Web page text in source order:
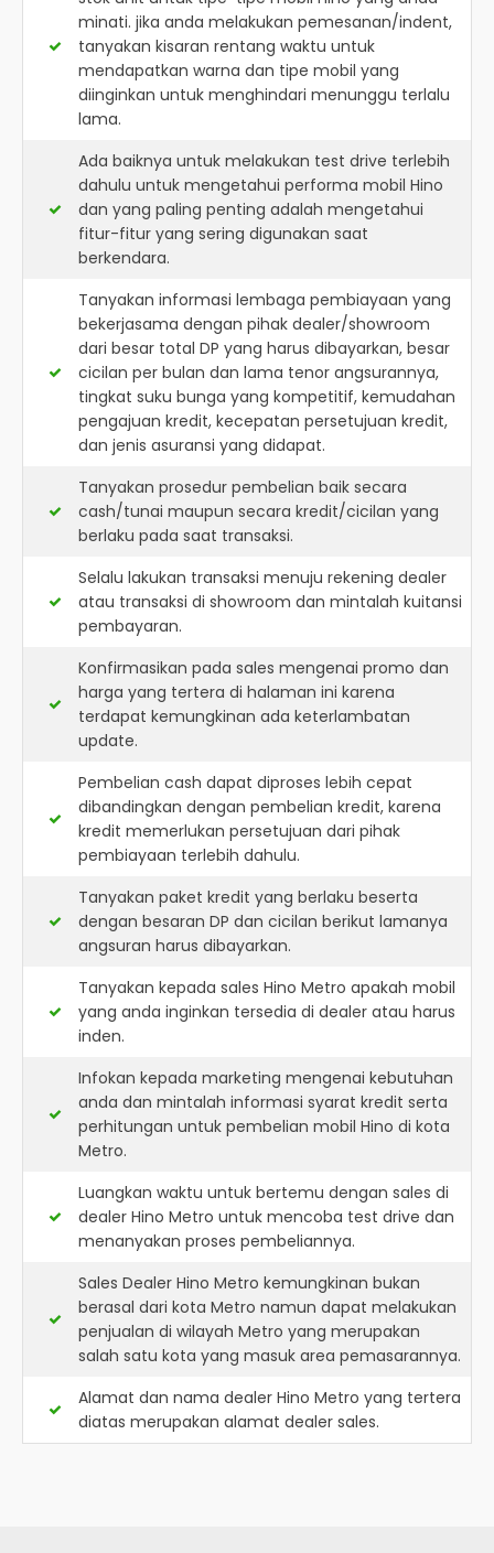
minati. jika anda melakukan pemesanan/indent,
tanyakan kisaran rentang waktu untuk
mendapatkan warna dan tipe mobil yang
diinginkan untuk menghindari menunggu terlalu
lama.
Ada baiknya untuk melakukan test drive terlebih
dahulu untuk mengetahui performa mobil Hino
dan yang paling penting adalah mengetahui
fitur-fitur yang sering digunakan saat
berkendara.
Tanyakan informasi lembaga pembiayaan yang
bekerjasama dengan pihak dealer/showroom
dari besar total DP yang harus dibayarkan, besar
cicilan per bulan dan lama tenor angsurannya,
tingkat suku bunga yang kompetitif, kemudahan
pengajuan kredit, kecepatan persetujuan kredit,
dan jenis asuransi yang didapat.
Tanyakan prosedur pembelian baik secara
cash/tunai maupun secara kredit/cicilan yang
berlaku pada saat transaksi.
Selalu lakukan transaksi menuju rekening dealer
atau transaksi di showroom dan mintalah kuitansi
pembayaran.
Konfirmasikan pada sales mengenai promo dan
harga yang tertera di halaman ini karena
terdapat kemungkinan ada keterlambatan
update.
Pembelian cash dapat diproses lebih cepat
dibandingkan dengan pembelian kredit, karena
kredit memerlukan persetujuan dari pihak
pembiayaan terlebih dahulu.
Tanyakan paket kredit yang berlaku beserta
dengan besaran DP dan cicilan berikut lamanya
angsuran harus dibayarkan.
Tanyakan kepada sales Hino Metro apakah mobil
yang anda inginkan tersedia di dealer atau harus
inden.
Infokan kepada marketing mengenai kebutuhan
anda dan mintalah informasi syarat kredit serta
perhitungan untuk pembelian mobil Hino di kota
Metro.
Luangkan waktu untuk bertemu dengan sales di
dealer Hino Metro untuk mencoba test drive dan
menanyakan proses pembeliannya.
Sales Dealer Hino Metro kemungkinan bukan
berasal dari kota Metro namun dapat melakukan
penjualan di wilayah Metro yang merupakan
salah satu kota yang masuk area pemasarannya.
Alamat dan nama dealer Hino Metro yang tertera
diatas merupakan alamat dealer sales.